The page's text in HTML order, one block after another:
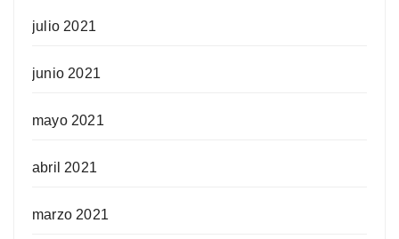
julio 2021
junio 2021
mayo 2021
abril 2021
marzo 2021